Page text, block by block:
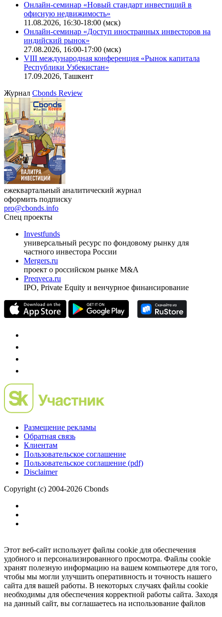
Онлайн-семинар «Новый стандарт инвестиций в
офисную недвижимость»
11.08.2026, 16:30-18:00 (мск)
Онлайн-семинар «Доступ иностранных инвесторов на
индийский рынок»
27.08.2026, 16:00-17:00 (мск)
VIII международная конференция «Рынок капитала
Республики Узбекистан»
17.09.2026, Ташкент
Журнал Cbonds Review
ежеквартальный аналитический журнал
оформить подписку
pro@cbonds.info
Спец проекты
Investfunds
универсальный ресурс по фондовому рынку для
частного инвестора России
Mergers.ru
проект о российском рынке M&A
Preqveca.ru
IPO, Private Equity и венчурное финансирование
Размещение рекламы
Обратная связь
Клиентам
Пользовательское соглашение
Пользовательское соглашение (pdf)
Disclaimer
Copyright (c) 2004-2026 Cbonds
Этот веб-сайт использует файлы cookie для обеспечения
удобного и персонализированного просмотра. Файлы cookie
хранят полезную информацию на вашем компьютере для того,
чтобы мы могли улучшить оперативность и точность нашего
сайта для вашей работы. В некоторых случаях файлы cookie
необходимы для обеспечения корректной работы сайта. Заходя
на данный сайт, вы соглашаетесь на использование файлов